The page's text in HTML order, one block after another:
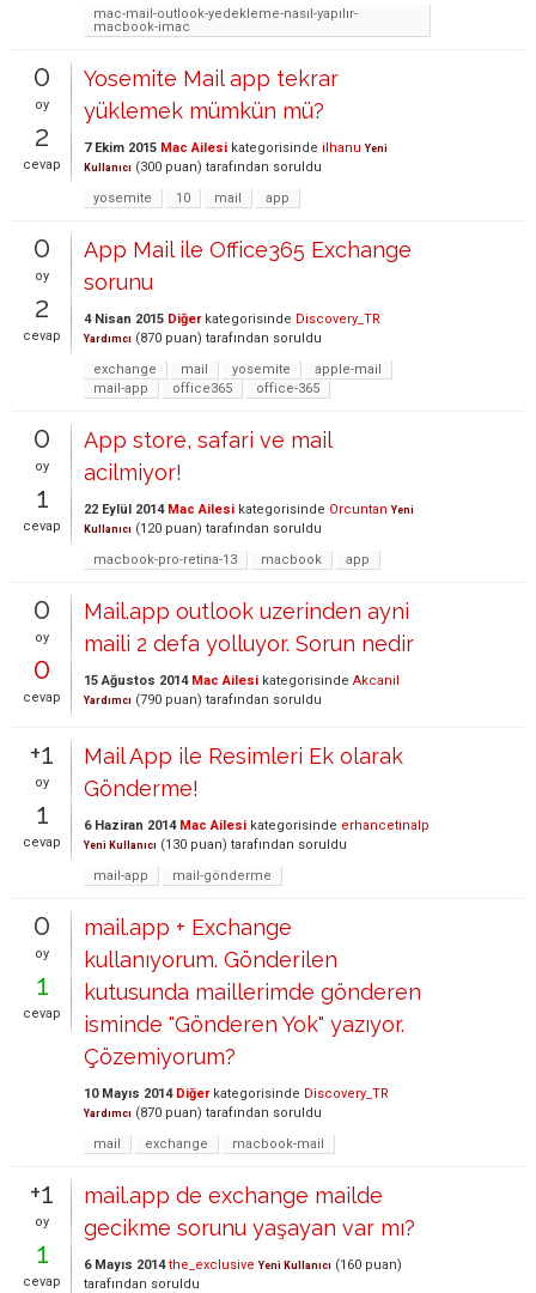
mac-mail-outlook-yedekleme-nasıl-yapılır-
macbook-imac
0
oy
2
cevap
Yosemite Mail app tekrar
yüklemek mümkün mü?
7 Ekim 2015 Mac Ailesi kategorisinde ilhanu Yeni
Kullanıcı (300 puan) tarafından soruldu
yosemite
10 mail app
0
oy
2
cevap
App Mail ile Office365 Exchange
sorunu
4 Nisan 2015 Diğerkategorisinde Discovery_TR
Yardımcı (870 puan) tarafından soruldu
exchange
mail yosemite
apple-mail
mail-app
office365 office-365
0
oy
1
cevap
App store, safari ve mail
acilmiyor!
22 Eylül 2014 Mac Ailesi kategorisinde Orcuntan Yeni
Kullanıcı (120 puan) tarafından soruldu
macbook-pro-retina-13
macbook app
0
oy
0
cevap
Mail.app outlook uzerinden ayni
maili 2 defa yolluyor. Sorun nedir
15 Ağustos 2014 Mac Ailesi kategorisinde Akcanil
Yardımcı (790 puan) tarafından soruldu
+1
oy
1
cevap
Mail App ile Resimleri Ek olarak
Gönderme!
6 Haziran 2014 Mac Ailesi kategorisinde erhancetinalp
Yeni Kullanıcı (130 puan) tarafından soruldu
mail-app
mail-gönderme
0
oy
1
cevap
mail.app + Exchange
kullanıyorum. Gönderilen
kutusunda maillerimde gönderen
isminde "Gönderen Yok" yazıyor.
Çözemiyorum?
10 Mayıs 2014 Diğerkategorisinde Discovery_TR
Yardımcı (870 puan) tarafından soruldu
mail
exchange macbook-mail
+1
oy
1
cevap
mail.app de exchange mailde
gecikme sorunu yaşayan var mı?
6 Mayıs 2014 the_exclusive Yeni Kullanıcı (160 puan)
tarafından soruldu